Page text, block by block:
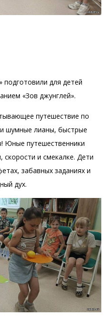
подготовили для детей
«Зов джунглей».
путешествие по
шумные лианы, быстрые
Юные путешественники
скорости и смекалке. Дети
забавных заданиях и
дух.